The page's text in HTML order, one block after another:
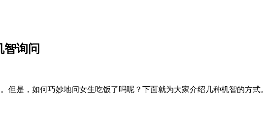
询问
但是，如何巧妙地问女生吃饭了吗呢？下面就为大家介绍几种机智的方式。